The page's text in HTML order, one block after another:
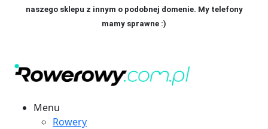
naszego sklepu z innym o podobnej domenie. My telefony
mamy sprawne :)
Menu
Rowery